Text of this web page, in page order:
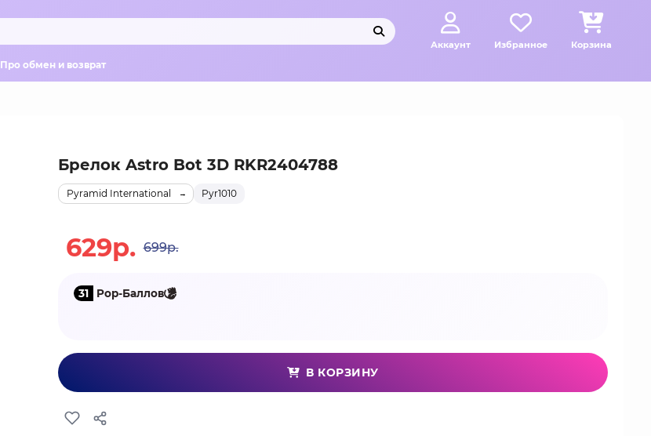
Аккаунт Избранное Корзина
Про обмен и возврат
Брелок Astro Bot 3D RKR2404788
Pyr1010
Pyramid International
629р. 699р.
31 Pop-Баллов
В КОРЗИНУ